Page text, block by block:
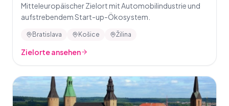
Mitteleuropäischer Zielort mit Automobilindustrie und
aufstrebendem Start-up-Ökosystem.
Bratislava Košice Žilina
Zielorte ansehen